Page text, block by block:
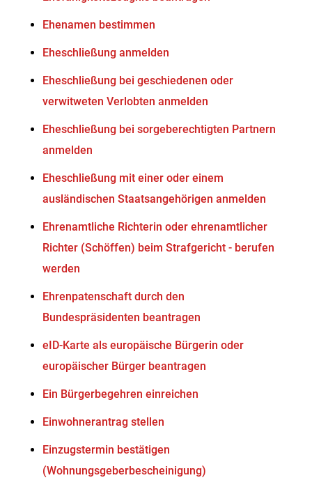
Ehenamen bestimmen
Eheschließung anmelden
Eheschließung bei geschiedenen oder
verwitweten Verlobten anmelden
Eheschließung bei sorgeberechtigten Partnern
anmelden
Eheschließung mit einer oder einem
ausländischen Staatsangehörigen anmelden
Ehrenamtliche Richterin oder ehrenamtlicher
Richter (Schöffen) beim Strafgericht - berufen
werden
Ehrenpatenschaft durch den
Bundespräsidenten beantragen
eID-Karte als europäische Bürgerin oder
europäischer Bürger beantragen
Ein Bürgerbegehren einreichen
Einwohnerantrag stellen
Einzugstermin bestätigen
(Wohnungsgeberbescheinigung)